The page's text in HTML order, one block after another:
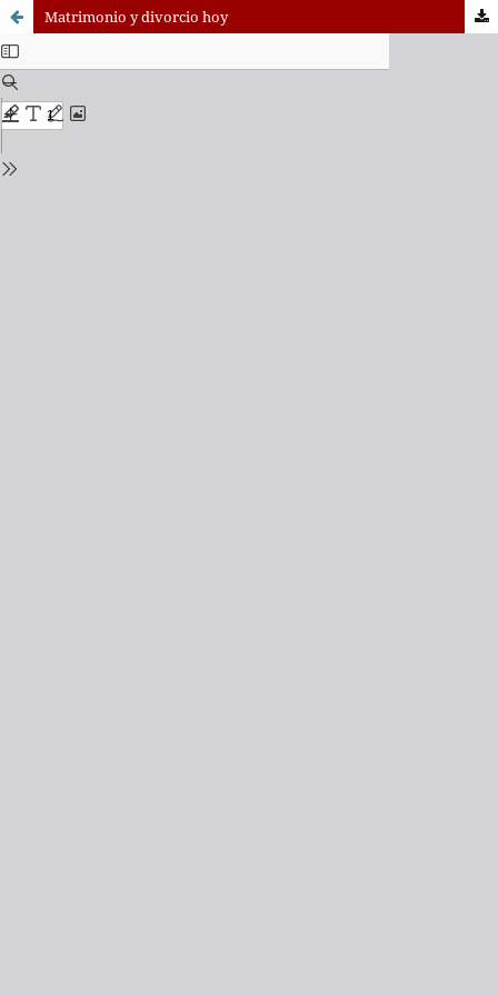
Matrimonio y divorcio hoy